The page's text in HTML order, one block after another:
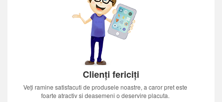
Clienți fericiți
Veți ramine satisfacuti de produsele noastre, a caror pret este
foarte atractiv si deasemeni o deservire placuta.